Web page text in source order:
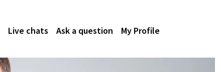
Live chats Ask a question My Profile